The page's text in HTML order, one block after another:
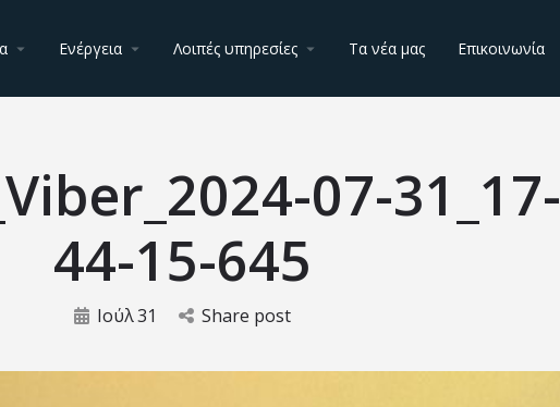
Ενέργεια Λοιπές υπηρεσίες Τα νέα μας Επικοινωνία
07-31_17-
44-15-645
Ιούλ31 Share post